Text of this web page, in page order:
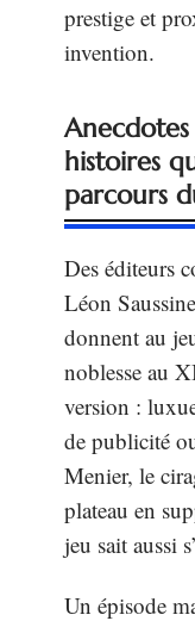
prestige et
invention.
histoires
parcours
Des éditeurs
Léon
donnent au
noblesse au
version :
de publicité
Menier, le
plateau en
jeu sait aussi
Un épisode